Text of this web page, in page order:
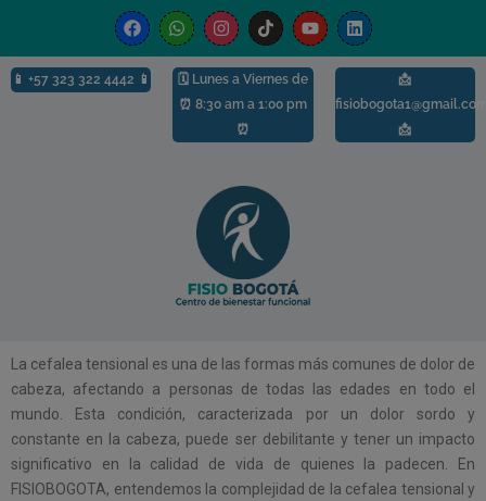
📱 +57 323 322 4442 📱
🗓️ Lunes a Viernes de
⏰ 8:30 am a 1:00 pm
⏰
📩
📩
La cefalea tensional es una de las formas más comunes de dolor de
cabeza, afectando a personas de todas las edades en todo el
mundo. Esta condición, caracterizada por un dolor sordo y
constante en la cabeza, puede ser debilitante y tener un impacto
significativo en la calidad de vida de quienes la padecen. En
FISIOBOGOTA, entendemos la complejidad de la cefalea tensional y
modal-check